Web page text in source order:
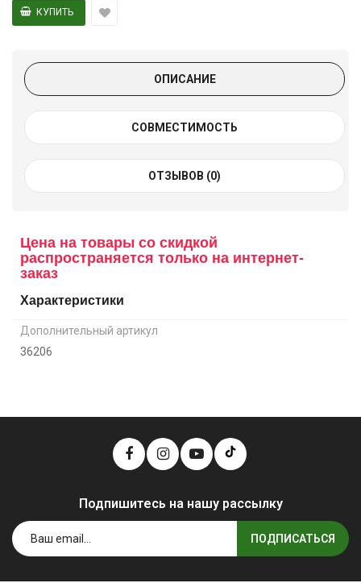
ОПИСАНИЕ
СОВМЕСТИМОСТЬ
ОТЗЫВОВ (0)
Цена на товары со скидкой
распространяется только на интернет-
заказ
Характеристики
Дополнительный артикул
36206
Подпишитесь на нашу рассылку
ПОДПИСАТЬСЯ